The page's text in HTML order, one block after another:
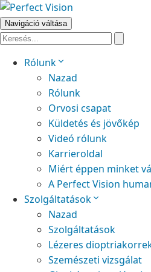
Navigáció váltása
Rólunk
Nazad
Rólunk
Orvosi csapat
Küldetés és jövőkép
Videó rólunk
Karrieroldal
Miért éppen minket
A Perfect Vision
Szolgáltatások
Nazad
Szolgáltatások
Lézeres
Szemészeti vizsgálat